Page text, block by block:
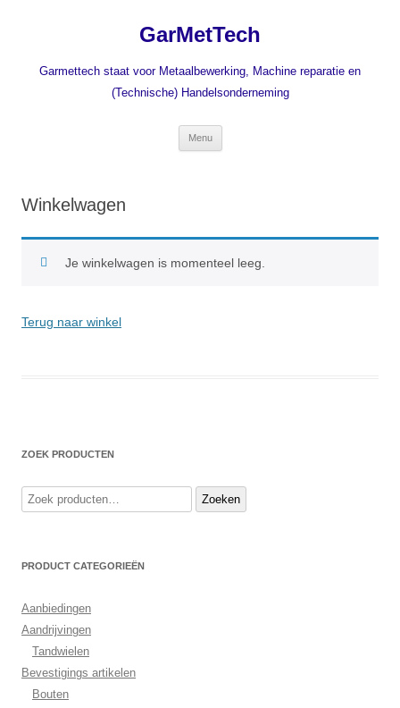
GarMetTech
Garmettech staat voor Metaalbewerking, Machine reparatie en
(Technische) Handelsonderneming
Menu
Winkelwagen
Je winkelwagen is momenteel leeg.
Terug naar winkel
ZOEK PRODUCTEN
Zoeken
naar:
Zoeken
PRODUCT CATEGORIEËN
Aanbiedingen
Aandrijvingen
Tandwielen
Bevestigings artikelen
Bouten